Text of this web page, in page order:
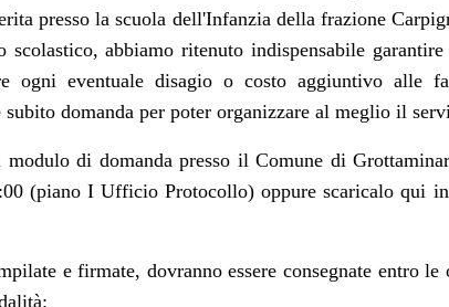
presso la scuola dell'Infanzia della frazione
scolastico, abbiamo ritenuto indispensabile
ogni eventuale disagio o costo aggiuntivo alle
domanda per poter organizzare al meglio il
di domanda presso il Comune di
(piano I Ufficio Protocollo) oppure scaricalo qui
e firmate, dovranno essere consegnate entro